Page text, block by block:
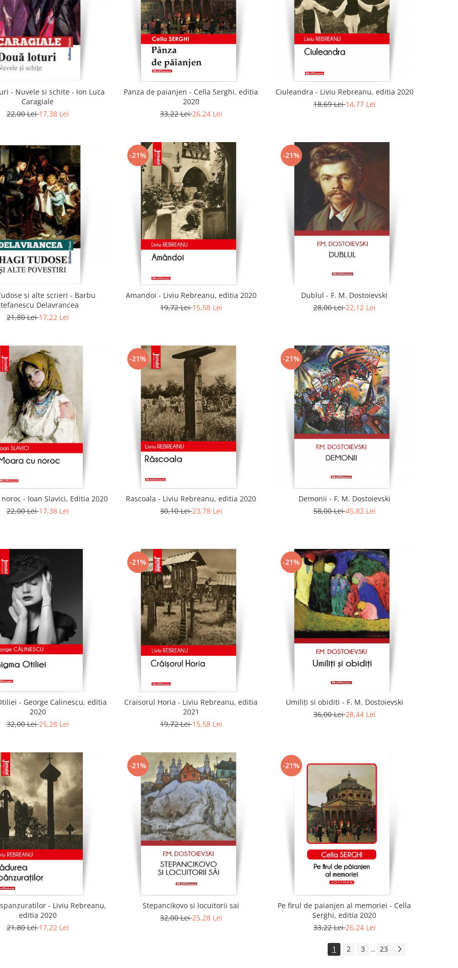
- Nuvele si schite - Ion Luca
Caragiale
22,00 Lei17,38 Lei
Panza de paianjen - Cella Serghi, editia
2020
33,22 Lei26,24 Lei
Ciuleandra - Liviu Rebreanu, editia 2020
18,69 Lei14,77 Lei
si alte scrieri - Barbu
Delavrancea
21,80 Lei17,22 Lei
-21%
Amandoi - Liviu Rebreanu, editia 2020
19,72 Lei15,58 Lei
-21%
Dublul - F. M. Dostoievski
28,00 Lei22,12 Lei
- Ioan Slavici, Editia 2020
22,00 Lei17,38 Lei
-21%
Rascoala - Liviu Rebreanu, editia 2020
30,10 Lei23,78 Lei
-21%
Demonii - F. M. Dostoievski
58,00 Lei45,82 Lei
- George Calinescu, editia
2020
32,00 Lei25,28 Lei
-21%
Craisorul Horia - Liviu Rebreanu, editia
2021
19,72 Lei15,58 Lei
-21%
Umiliți si obiditi - F. M. Dostoievski
36,00 Lei28,44 Lei
- Liviu Rebreanu,
editia 2020
21,80 Lei17,22 Lei
-21%
Stepancikovo si locuitorii sai
32,00 Lei25,28 Lei
-21%
Pe firul de paianjen al memoriei - Cella
Serghi, editia 2020
33,22 Lei26,24 Lei
1 2 3 ... 23